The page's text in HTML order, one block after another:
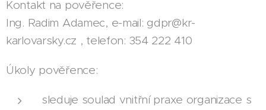
Kontakt na pověřence:
Ing. Radim Adamec, e-mail: gdpr@kr-
karlovarsky.cz , telefon: 354 222 410
Úkoly pověřence:
sleduje soulad vnitřní praxe organizace s